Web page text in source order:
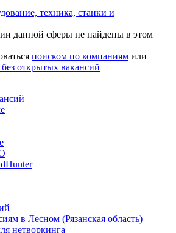
техника, станки и
данной сферы не найдены в этом
поиском по компаниям или
открытых вакансий
в Лесном (Рязанская область)
нетворкинга